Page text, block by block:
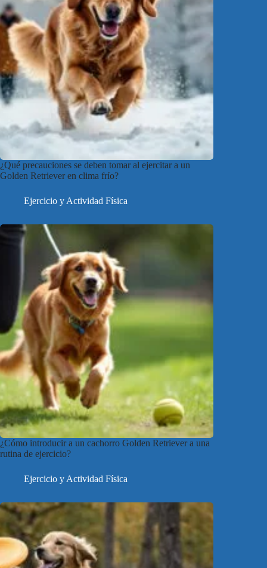
¿Qué precauciones se deben tomar al ejercitar a un
Golden Retriever en clima frío?
Ejercicio y Actividad Física
¿Cómo introducir a un cachorro Golden Retriever a una
rutina de ejercicio?
Ejercicio y Actividad Física